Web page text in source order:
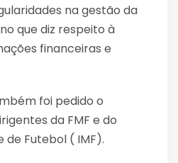
na gestão da
que diz respeito à
financeiras e
foi pedido o
da FMF e do
de Futebol ( IMF).